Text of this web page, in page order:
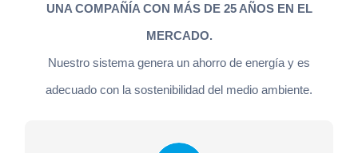
UNA COMPAÑÍA CON MÁS DE 25 AÑOS EN EL
MERCADO.
Nuestro sistema genera un ahorro de energía y es
adecuado con la sostenibilidad del medio ambiente.